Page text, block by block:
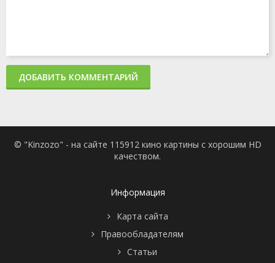
ДОБАВИТЬ КОММЕНТАРИЙ
© "Kinzozo" - на сайте 115912 кино картины с хорошим HD
качеством.
Информация
Карта сайта
Правообладателям
Статьи